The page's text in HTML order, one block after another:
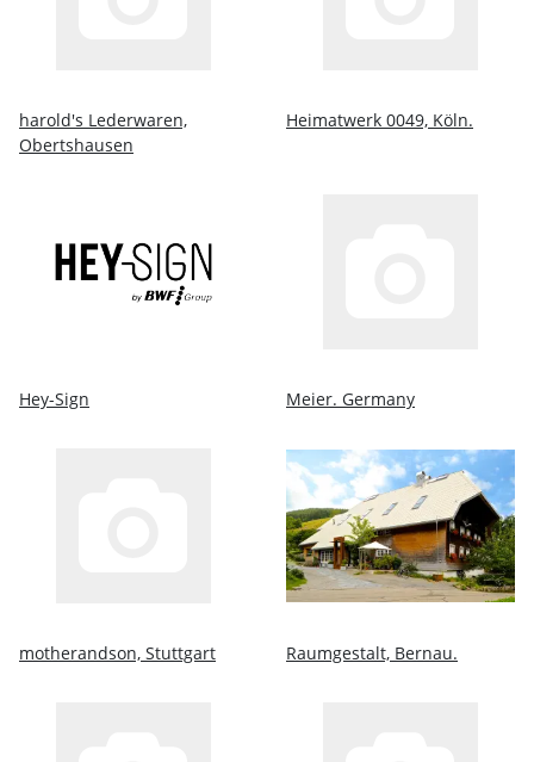
harold's Lederwaren,
Obertshausen
Heimatwerk 0049, Köln.
Hey-Sign Meier. Germany
motherandson, Stuttgart Raumgestalt, Bernau.